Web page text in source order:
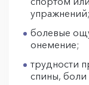
упражнений;
болевые
онемение;
трудности
спины, боли